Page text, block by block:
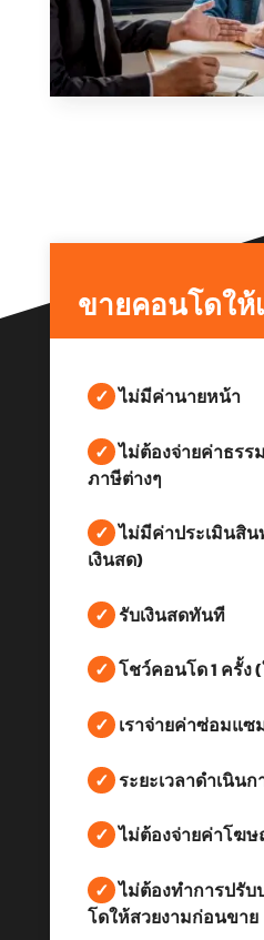
ขายคอนโดให้
✓ ไม่มีค่านายหน้า
✓ ไม่ต้องจ่ายค่าธรร
ภาษีต่างๆ
✓ ไม่มีค่าประเมินสิน
เงินสด)
✓ รับเงินสดทันที
✓ โชว์คอนโด 1 ครั้ง
✓ เราจ่ายค่าซ่อมแ
✓ ระยะเวลาดำเนินก
✓ ไม่ต้องจ่ายค่าโฆ
✓ ไม่ต้องทำการปรับ
โดให้สวยงามก่อนขาย